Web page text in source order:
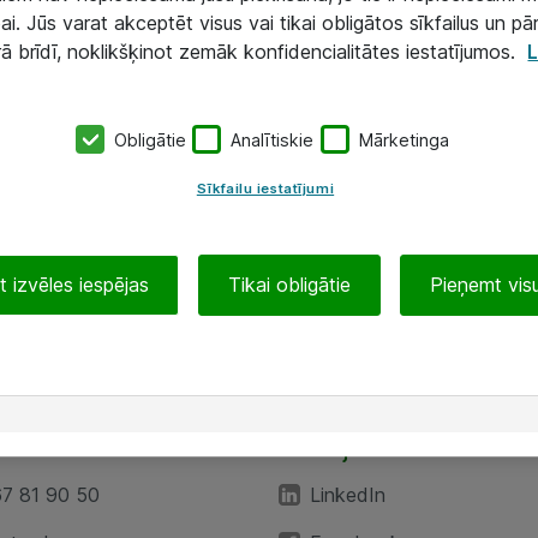
81 90 50
LinkedIn
Jūs varat akceptēt visus vai tikai obligātos sīkfailus un
brīdī, noklikšķinot zemāk konfidencialitātes iestatījumos.
Obligātie Analītiskie Mārketinga
Sīkfailu iestatījumi
izvēles iespējas Tikai obligātie Pieņemt